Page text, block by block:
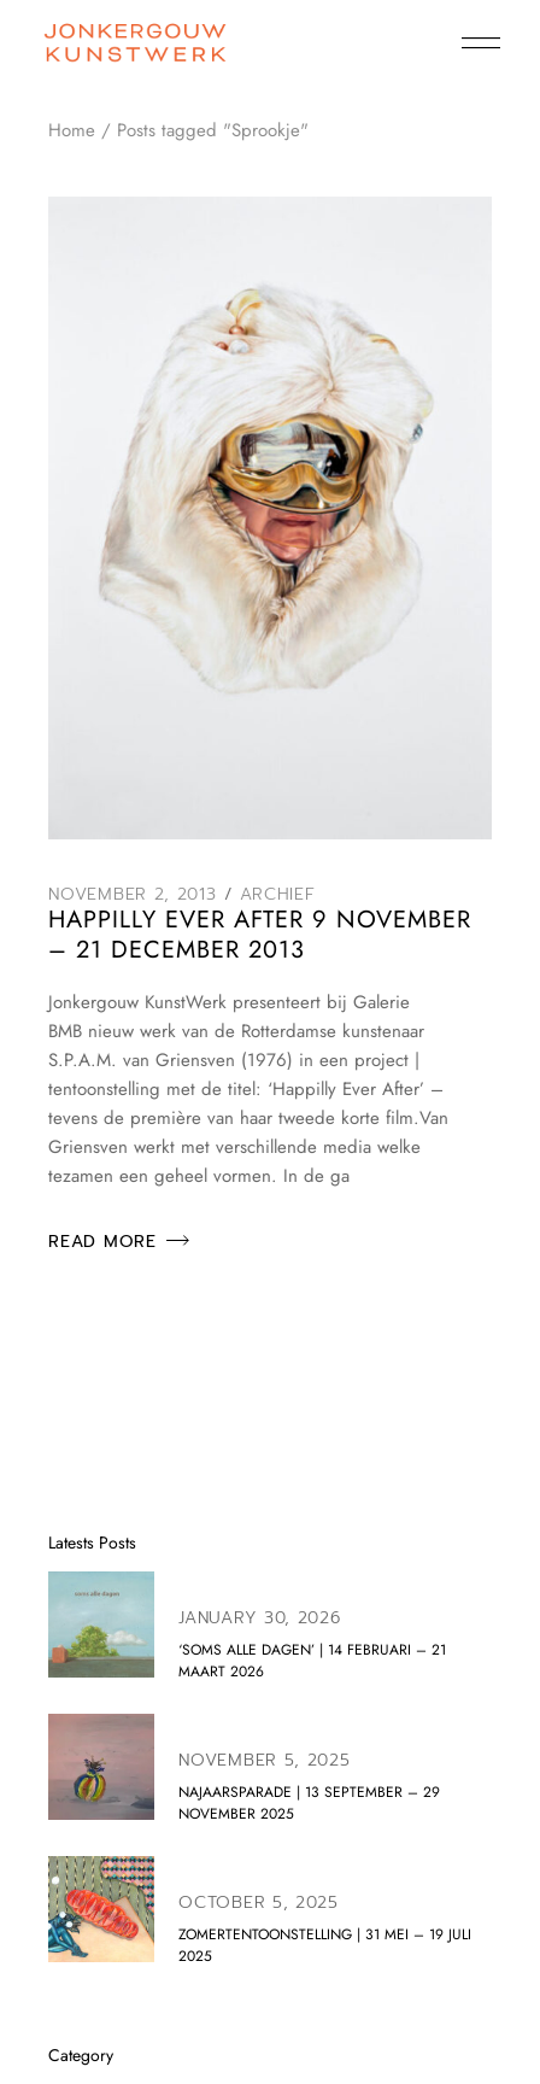
content
Home Posts tagged "Sprookje"
NOVEMBER 2, 2013 ARCHIEF
HAPPILLY EVER AFTER 9 NOVEMBER
– 21 DECEMBER 2013
Jonkergouw KunstWerk presenteert bij Galerie
BMB nieuw werk van de Rotterdamse kunstenaar
S.P.A.M. van Griensven (1976) in een project |
tentoonstelling met de titel: ‘Happilly Ever After’ –
tevens de première van haar tweede korte film.Van
Griensven werkt met verschillende media welke
tezamen een geheel vormen. In de ga
READ MORE
Latests Posts
JANUARY 30, 2026
‘SOMS ALLE DAGEN’ | 14 FEBRUARI – 21
MAART 2026
NOVEMBER 5, 2025
NAJAARSPARADE | 13 SEPTEMBER – 29
NOVEMBER 2025
OCTOBER 5, 2025
ZOMERTENTOONSTELLING | 31 MEI – 19 JULI
2025
Category